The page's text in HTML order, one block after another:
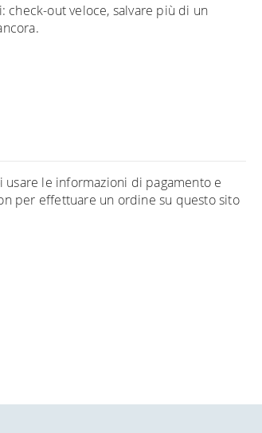
check-out veloce, salvare più di un
usare le informazioni di pagamento e
per effettuare un ordine su questo sito